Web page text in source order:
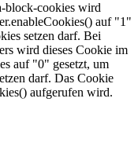
block-cookies wird
auf "1"
setzen darf. Bei
wird dieses Cookie im
auf "0" gesetzt, um
darf. Das Cookie
aufgerufen wird.